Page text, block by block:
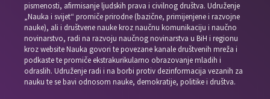
pismenosti, afirmisanje ljudskih prava i civilnog društva. Udruženje
„Nauka i svijet“ promiče prirodne (bazične, primijenjene i razvojne
nauke), ali i društvene nauke kroz naučnu komunikaciju i naučno
novinarstvo, radi na razvoju naučnog novinarstva u BiH i regionu
kroz website Nauka govori te povezane kanale društvenih mreža i
podkaste te promiče ekstrakurikularno obrazovanje mladih i
odraslih. Udruženje radi i na borbi protiv dezinformacija vezanih za
nauku te se bavi odnosom nauke, demokratije, politike i društva.